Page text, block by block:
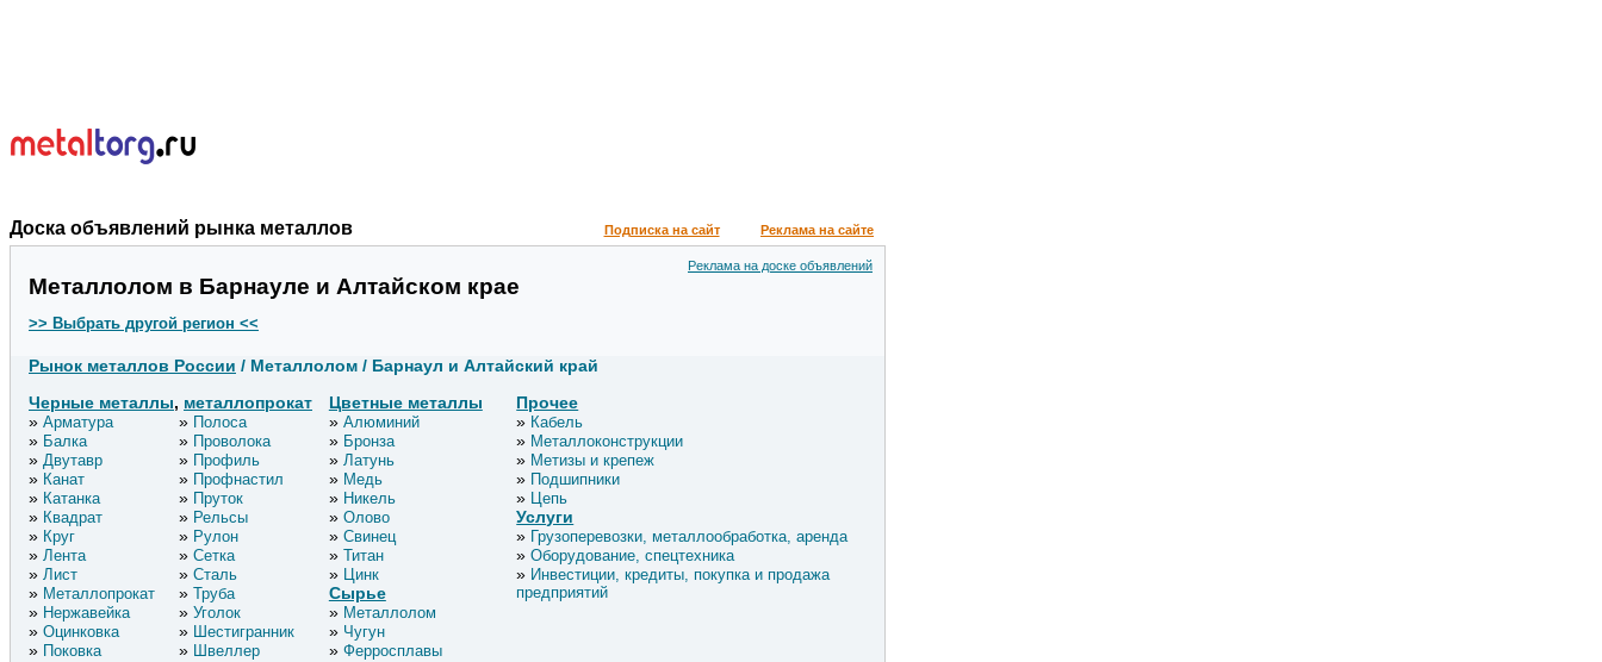
Доска объявлений рынка металлов Подписка на сайт Реклама на сайте
Реклама на доске объявлений
Металлолом в Барнауле и Алтайском крае
>> Выбрать другой регион <<
Рынок металлов России / Металлолом / Барнаул и Алтайский край
Черные металлы, металлопрокат
Арматура
Балка
Двутавр
Канат
Катанка
Квадрат
Круг
Лента
Лист
Металлопрокат
Нержавейка
Оцинковка
Поковка
Полоса
Проволока
Профиль
Профнастил
Пруток
Рельсы
Рулон
Сетка
Сталь
Труба
Уголок
Шестигранник
Швеллер
Цветные металлы
Алюминий
Бронза
Латунь
Медь
Никель
Олово
Свинец
Титан
Цинк
Сырье
Металлолом
Чугун
Ферросплавы
Прочее
Кабель
Металлоконструкции
Метизы и крепеж
Подшипники
Цепь
Услуги
Грузоперевозки, металлообработка, аренда
Оборудование, спецтехника
Инвестиции, кредиты, покупка и продажа
предприятий